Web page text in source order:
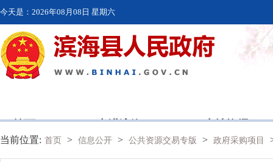
今天是： 2026年08月08日 星期六
首页 走进滨海 本地资讯
当前位置: 首页 > 信息公开 > 公共资源交易专版 > 政府采购项目